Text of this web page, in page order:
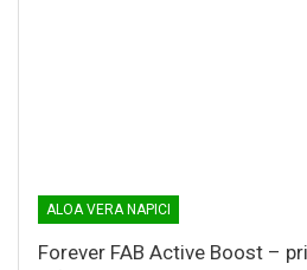
ALOA VERA NAPICI
Forever FAB Active Boost –